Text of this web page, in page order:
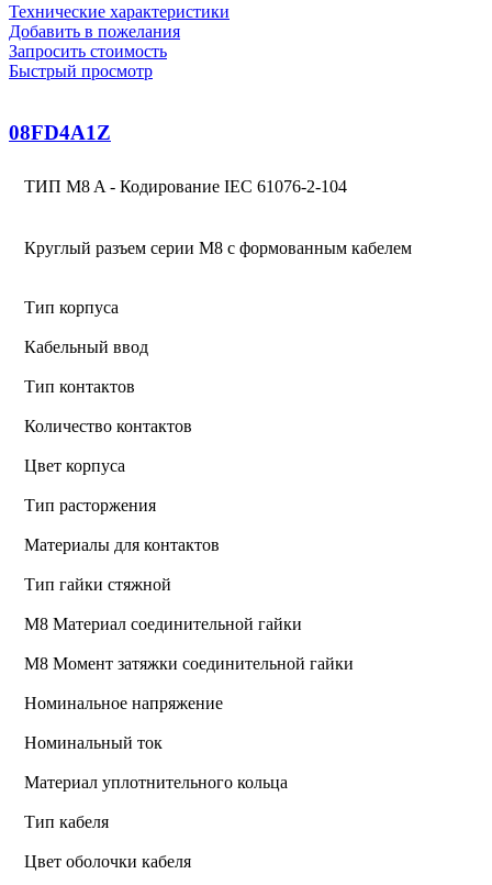
Технические характеристики
Добавить в пожелания
Запросить стоимость
Быстрый просмотр
08FD4A1Z
ТИП M8 A - Кодирование IEC 61076-2-104
Круглый разъем серии M8 с формованным кабелем
Тип корпуса
Кабельный ввод
Тип контактов
Количество контактов
Цвет корпуса
Тип расторжения
Материалы для контактов
Тип гайки стяжной
М8 Материал соединительной гайки
M8 Момент затяжки соединительной гайки
Номинальное напряжение
Номинальный ток
Материал уплотнительного кольца
Тип кабеля
Цвет оболочки кабеля